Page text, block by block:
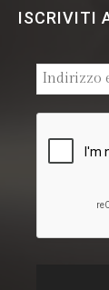
ISCRIVITI